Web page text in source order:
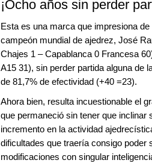
sobre el
¡Ocho años sin perder
Esta es una marca que impresiona
campeón mundial de ajedrez, José
Chajes 1 – Capablanca 0 Francesa
A15 31), sin perder partida alguna de
de 81,7% de efectividad (+40 =23).
Ahora bien, resulta incuestionable el
que permaneció sin tener que inclinar
incremento en la actividad
dificultades que traería consigo
modificaciones con singular